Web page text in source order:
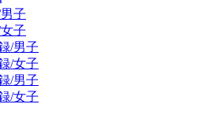
子
子
/男子
/女子
/男子
/女子